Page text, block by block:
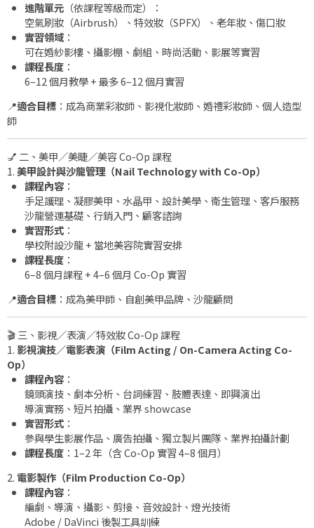
進階單元 （依課程等級而定）：
空氣刷妝（Airbrush）、特效妝（SPFX）、老年妝、傷口妝
實習領域 ：
可在婚紗影樓、攝影棚、劇組、時尚活動、影展等實習
課程長度 ：
6–12 個月教學 + 最多 6–12 個月實習
📍適合目標 ：成為商業彩妝師、影視化妝師、婚禮彩妝師、個人造型
師
💅 二、美甲／美睫／美容 Co-Op 課程
1.美甲設計與沙龍管理（Nail Technology with Co-Op）
課程內容 ：
手足護理、凝膠美甲、水晶甲、設計美學、衛生管理、客戶服務
沙龍營運基礎、行銷入門、顧客諮詢
實習形式 ：
學校附設沙龍 + 當地美容院實習安排
課程長度 ：
6–8 個月課程 + 4–6 個月 Co-Op 實習
📍適合目標 ：成為美甲師、自創美甲品牌、沙龍顧問
🎬 三、影視／表演／特效妝 Co-Op 課程
1. 影視演技／電影表演（Film Acting / On-Camera Acting Co-
Op）
課程內容 ：
鏡頭演技、劇本分析、台詞練習、肢體表達、即興演出
導演實務、短片拍攝、業界 showcase
實習形式 ：
參與學生影展作品、廣告拍攝、獨立製片團隊、業界拍攝計劃
課程長度 ：1–2 年（含 Co-Op 實習 4–8 個月）
2. 電影製作（Film Production Co-Op）
課程內容 ：
編劇、導演、攝影、剪接、音效設計、燈光技術
Adobe / DaVinci 後製工具訓練